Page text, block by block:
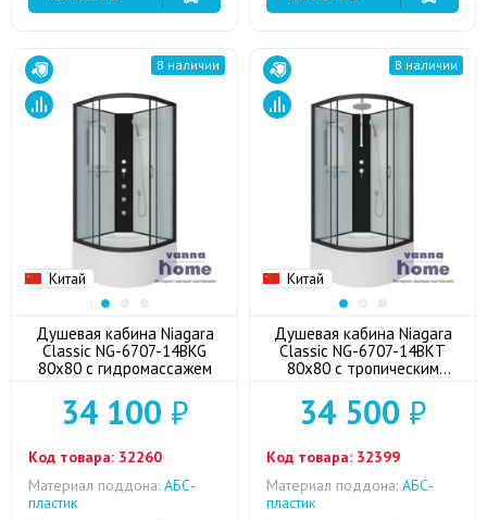
Китай
В наличии
Душевая кабина Niagara
Classic NG-6707-14BKG
80x80 с гидромассажем
34 100 ₽
Код товара: 32260
Материал поддона: АБС-
пластик
Китай
В наличии
Душевая кабина Niagara
Classic NG-6707-14BKT
80x80 с тропическим
34 500 ₽
Код товара: 32399
Материал поддона: АБС-
пластик